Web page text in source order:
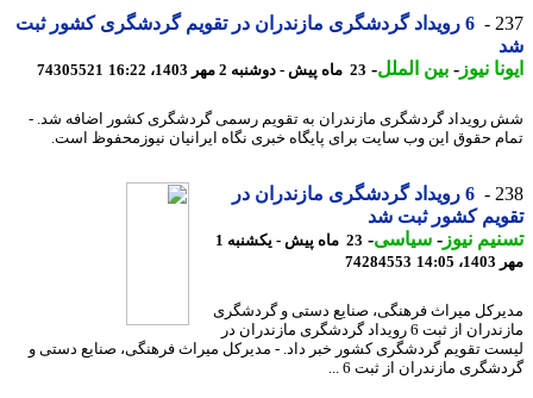
6 رویداد گردشگری مازندران در تقویم گردشگری کشور ثبت
نیوز-بین الملل-23 ماه پیش - دوشنبه 2 مهر 1403، 16:22 74305521
گردشگری مازندران به تقویم رسمی گردشگری کشور اضافه شد. -
حقوق این وب سایت برای پایگاه خبری نگاه ایرانیان نیوزمحفوظ است.
6 رویداد گردشگری مازندران در
کشور ثبت شد
نیوز-سیاسی-
23 ماه پیش - یکشنبه 1
74284553
میراث فرهنگی، صنایع دستی و گردشگری
مازندران از ثبت 6 رویداد گردشگری مازندران در
تقویم گردشگری کشور خبر داد. - مدیرکل میراث فرهنگی، صنایع دستی و
مازندران از ثبت 6 ...